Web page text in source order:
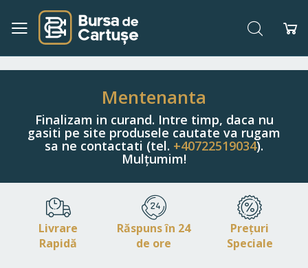
Navigați
Conținut
Căutare
Mentenanta
Finalizam in curand. Intre timp, daca nu
gasiti pe site produsele cautate va rugam
sa ne contactati (tel. +40722519034).
Mulțumim!
Livrare
Rapidă
Răspuns în 24
de ore
Prețuri
Speciale